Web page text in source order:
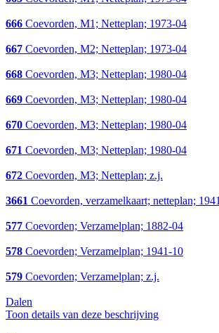
666 Coevorden, M1; Netteplan; 1973-04
667 Coevorden, M2; Netteplan; 1973-04
668 Coevorden, M3; Netteplan; 1980-04
669 Coevorden, M3; Netteplan; 1980-04
670 Coevorden, M3; Netteplan; 1980-04
671 Coevorden, M3; Netteplan; 1980-04
672 Coevorden, M3; Netteplan; z.j.
3661 Coevorden, verzamelkaart; netteplan;
577 Coevorden; Verzamelplan; 1882-04
578 Coevorden; Verzamelplan; 1941-10
579 Coevorden; Verzamelplan; z.j.
Dalen
Toon details van deze beschrijving